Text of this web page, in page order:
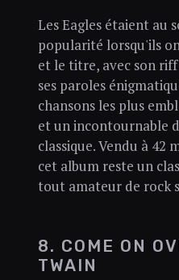
Les Eagles étaient au
popularité lorsqu'ils
et le titre, avec son
ses paroles
chansons les plus
et un incontournable
classique. Vendu à 42
cet album reste un
tout amateur de rock
8. COME ON
TWAIN